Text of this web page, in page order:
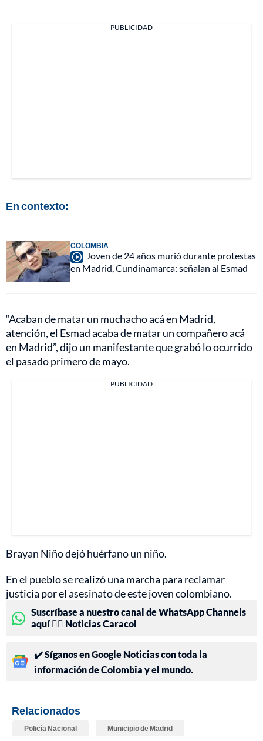
PUBLICIDAD
En contexto:
COLOMBIA
Joven de 24 años murió durante protestas
en Madrid, Cundinamarca: señalan al Esmad
“Acaban de matar un muchacho acá en Madrid,
atención, el Esmad acaba de matar un compañero acá
en Madrid”, dijo un manifestante que grabó lo ocurrido
el pasado primero de mayo.
PUBLICIDAD
Brayan Niño dejó huérfano un niño.
En el pueblo se realizó una marcha para reclamar
justicia por el asesinato de este joven colombiano.
Suscríbase a nuestro canal de WhatsApp Channels
aquí 👉🏻 Noticias Caracol
✔️ Síganos en Google Noticias con toda la
información de Colombia y el mundo.
Relacionados
Policía Nacional Municipio de Madrid